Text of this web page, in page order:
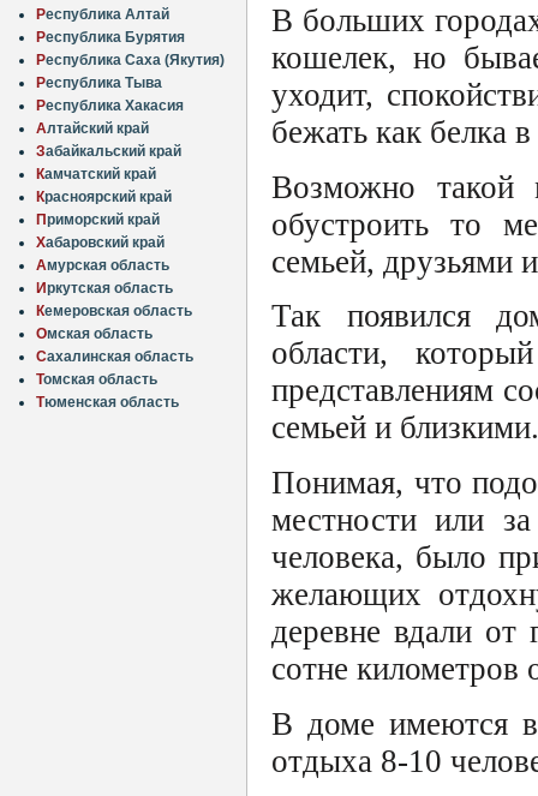
Республика Алтай
Республика Бурятия
Республика Саха (Якутия)
Республика Тыва
Республика Хакасия
Алтайский край
Забайкальский край
Камчатский край
Красноярский край
Приморский край
Хабаровский край
Амурская область
Иркутская область
Кемеровская область
Омская область
Сахалинская область
Томская область
Тюменская область
В больших
кошелек, но
уходит,
бежать как белка
Возможно такой
обустроить то
семьей, друзьями
Так появился
области,
представлениям
семьей и близкими.
Понимая, что
местности или
человека, было
желающих
деревне вдали
сотне километров
В доме имеются
отдыха 8-10